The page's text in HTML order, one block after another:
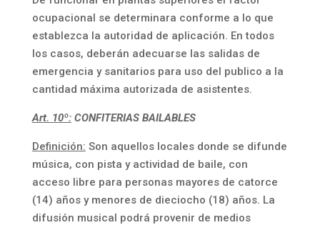
ocupacional se determinara conforme a lo que
establezca la autoridad de aplicación. En todos
los casos, deberán adecuarse las salidas de
emergencia y sanitarios para uso del publico a la
cantidad máxima autorizada de asistentes.
Art. 10º:CONFITERIAS BAILABLES
Definición: Son aquellos locales donde se difunde
música, con pista y actividad de baile, con
acceso libre para personas mayores de catorce
(14) años y menores de dieciocho (18) años. La
difusión musical podrá provenir de medios